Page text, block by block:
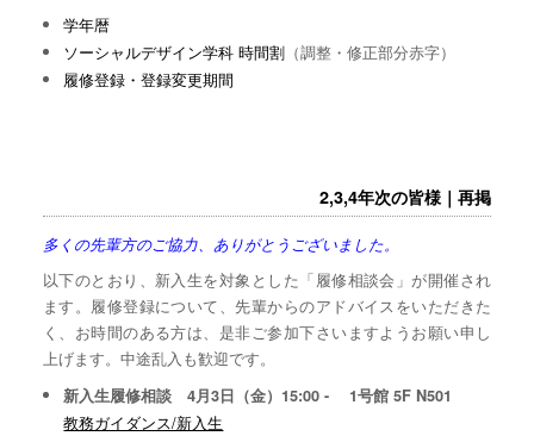
学年暦
ソーシャルデザイン学科 時間割 （調整・修正部分赤字）
履修登録・登録変更期間
2,3,4年次の皆様｜再掲
多くの先輩方のご協力、ありがとうございました。
以下のとおり、新入生を対象とした「履修相談会」が開催され
ます。履修登録について、先輩からのアドバイスをいただきた
く、お時間のある方は、是非ご参加下さいますようお願い申し
上げます。中途乱入も歓迎です。
新入生履修相談 4月3日（金）15:00 - 1号館 5F N501
教務ガイダンス/新入生